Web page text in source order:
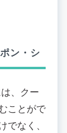
ン・シ
、クー
ことがで
でなく、